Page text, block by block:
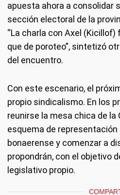
apuesta ahora a consolidar
sección electoral de la
“La charla con Axel
que de poroteo”, sintetizó
del encuentro.
Con este escenario, el
propio sindicalismo. En los
reunirse la mesa chica de la
esquema de representación
bonaerense y comenzar a
propondrán, con el objetivo
legislativo propio.